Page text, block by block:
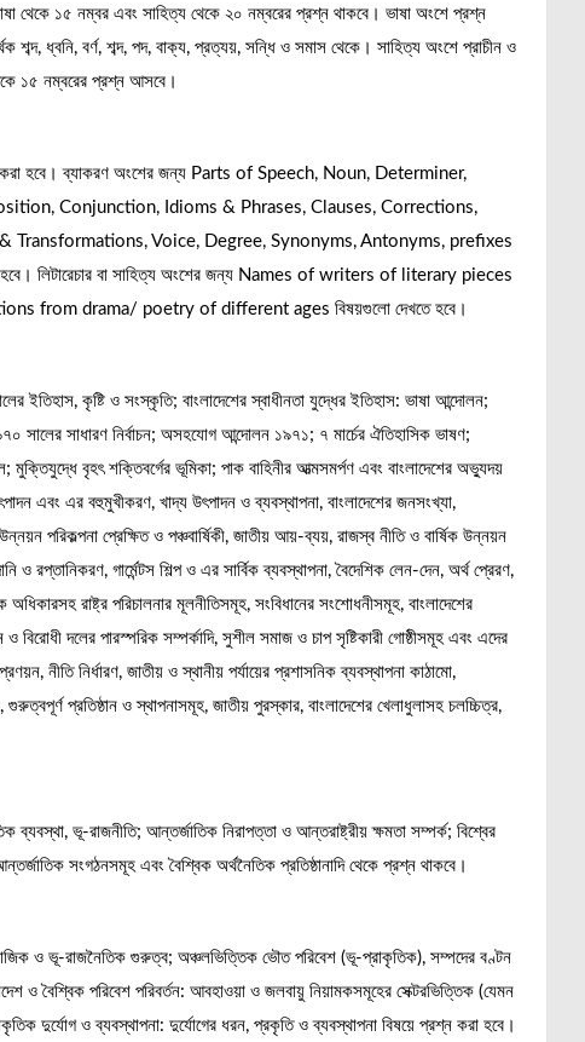
থেকে ১৫ নম্বর এবং সাহিত্য থেকে ২০ নম্বরের প্রশ্ন থাকবে। ভাষা অংশে প্রশ্ন
শব্দ, ধ্বনি, বর্ণ, শব্দ, পদ, বাক্য, প্রত্যয়, সন্ধি ও সমাস থেকে। সাহিত্য অংশে প্রাচীন ও
১৫ নম্বরের প্রশ্ন আসবে।
করা হবে। ব্যাকরণ অংশের জন্য Parts of Speech, Noun, Determiner,
Conjunction, Idioms & Phrases, Clauses, Corrections,
Transformations, Voice, Degree, Synonyms, Antonyms, prefixes
লিটারেচার বা সাহিত্য অংশের জন্য Names of writers of literary pieces
from drama/ poetry of different ages বিষয়গুলো দেখতে হবে।
ইতিহাস, কৃষ্টি ও সংস্কৃতি; বাংলাদেশের স্বাধীনতা যুদ্ধের ইতিহাস: ভাষা আন্দোলন;
সাধারণ নির্বাচন; অসহযোগ আন্দোলন ১৯৭১; ৭ মার্চের ঐতিহাসিক ভাষণ;
বৃহৎ শক্তিবর্গের ভূমিকা; পাক বাহিনীর আত্মসমর্পণ এবং বাংলাদেশের অভ্যুদয়
এবং এর বহুমুখীকরণ, খাদ্য উৎপাদন ও ব্যবস্থাপনা, বাংলাদেশের জনসংখ্যা,
পরিকল্পনা প্রেক্ষিত ও পঞ্চবার্ষিকী, জাতীয় আয়-ব্যয়, রাজস্ব নীতি ও বার্ষিক উন্নয়ন
ও রপ্তানিকরণ, গার্মেন্টস শিল্প ও এর সার্বিক ব্যবস্থাপনা, বৈদেশিক লেন-দেন, অর্থ প্রেরণ,
রাষ্ট্র পরিচালনার মূলনীতিসমূহ, সংবিধানের সংশোধনীসমূহ, বাংলাদেশের
দলের পারস্পরিক সম্পর্কাদি, সুশীল সমাজ ও চাপ সৃষ্টিকারী গোষ্ঠীসমূহ এবং এদের
নীতি নির্ধারণ, জাতীয় ও স্থানীয় পর্যায়ের প্রশাসনিক ব্যবস্থাপনা কাঠামো,
প্রতিষ্ঠান ও স্থাপনাসমূহ, জাতীয় পুরস্কার, বাংলাদেশের খেলাধুলাসহ চলচ্চিত্র,
ভূ-রাজনীতি; আন্তর্জাতিক নিরাপত্তা ও আন্তরাষ্ট্রীয় ক্ষমতা সম্পর্ক; বিশ্বের
সংগঠনসমূহ এবং বৈশ্বিক অর্থনৈতিক প্রতিষ্ঠানাদি থেকে প্রশ্ন থাকবে।
ও ভূ-রাজনৈতিক গুরুত্ব; অঞ্চলভিত্তিক ভৌত পরিবেশ (ভূ-প্রাকৃতিক), সম্পদের বণ্টন
ও বৈশ্বিক পরিবেশ পরিবর্তন: আবহাওয়া ও জলবায়ু নিয়ামকসমূহের সেক্টরভিত্তিক (যেমন
দুর্যোগ ও ব্যবস্থাপনা: দুর্যোগের ধরন, প্রকৃতি ও ব্যবস্থাপনা বিষয়ে প্রশ্ন করা হবে।